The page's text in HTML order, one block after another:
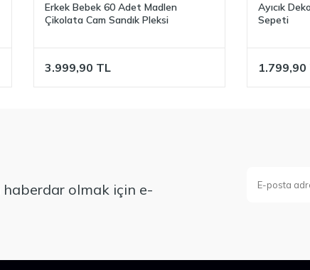
Erkek Bebek 60 Adet Madlen
Çikolata Cam Sandık Pleksi
3.999,90 TL
Ayıcık
Sepeti
1.799,90
olmak için e-